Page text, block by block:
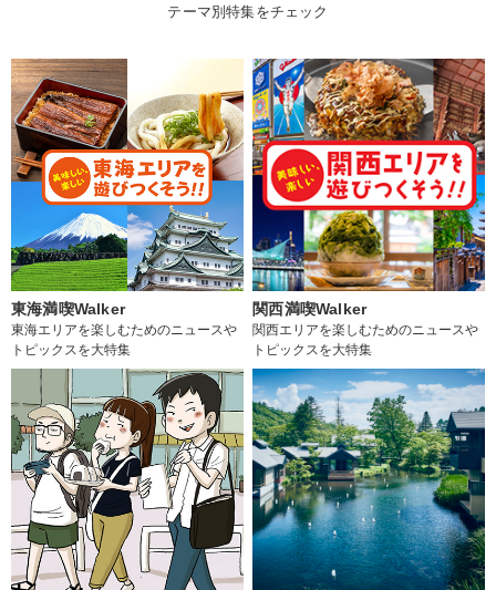
テーマ別特集をチェック
東海満喫Walker
東海エリアを楽しむためのニュースや
トピックスを大特集
関西満喫Walker
関西エリアを楽しむためのニュースや
トピックスを大特集